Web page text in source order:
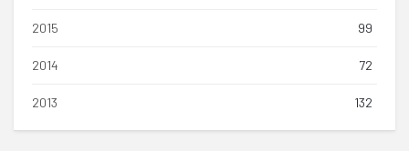
2015 99
2014 72
2013 132